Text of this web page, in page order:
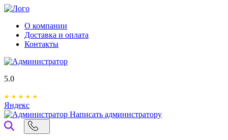
О компании
Доставка и оплата
Контакты
5.0
Яндекс
Написать администратору